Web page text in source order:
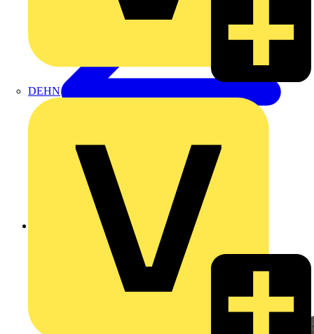
DEHN
Zurück zu Produkte